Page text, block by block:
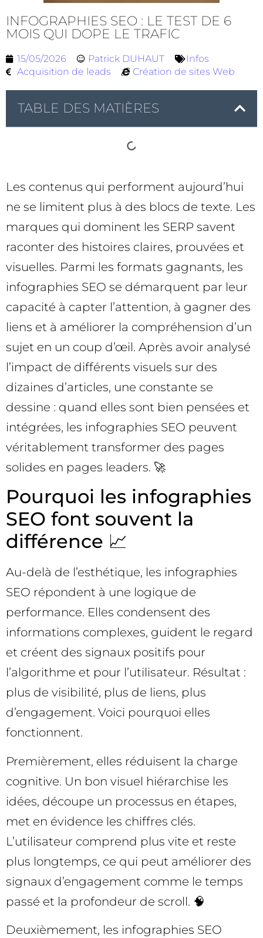
INFOGRAPHIES SEO : LE TEST DE 6
MOIS QUI DOPE LE TRAFIC
15/05/2026 Patrick DUHAUT
Infos
Acquisition de leads
Création de sites Web
TABLE DES MATIÈRES
Les contenus qui performent aujourd’hui
ne se limitent plus à des blocs de texte. Les
marques qui dominent les SERP savent
raconter des histoires claires, prouvées et
visuelles. Parmi les formats gagnants, les
infographies SEO se démarquent par leur
capacité à capter l’attention, à gagner des
liens et à améliorer la compréhension d’un
sujet en un coup d’œil. Après avoir analysé
l’impact de différents visuels sur des
dizaines d’articles, une constante se
dessine : quand elles sont bien pensées et
intégrées, les infographies SEO peuvent
véritablement transformer des pages
solides en pages leaders. 🚀
Pourquoi les infographies
SEO font souvent la
différence 📈
Au-delà de l’esthétique, les infographies
SEO répondent à une logique de
performance. Elles condensent des
informations complexes, guident le regard
et créent des signaux positifs pour
l’algorithme et pour l’utilisateur. Résultat :
plus de visibilité, plus de liens, plus
d’engagement. Voici pourquoi elles
fonctionnent.
Premièrement, elles réduisent la charge
cognitive. Un bon visuel hiérarchise les
idées, découpe un processus en étapes,
met en évidence les chiffres clés.
L’utilisateur comprend plus vite et reste
plus longtemps, ce qui peut améliorer des
signaux d’engagement comme le temps
passé et la profondeur de scroll. 🧠
Deuxièmement, les infographies SEO